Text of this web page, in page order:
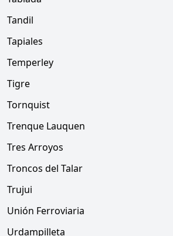
Tandil
Tapiales
Temperley
Tigre
Tornquist
Trenque Lauquen
Tres Arroyos
Troncos del Talar
Trujui
Unión Ferroviaria
Urdampilleta